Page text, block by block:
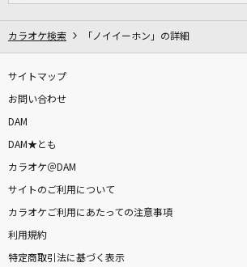
カラオケ検索 「ノイイーホン」の詳細
サイトマップ
お問い合わせ
DAM
DAM★とも
カラオケ＠DAM
サイトのご利用について
カラオケご利用にあたっての注意事項
利用規約
特定商取引法に基づく表示